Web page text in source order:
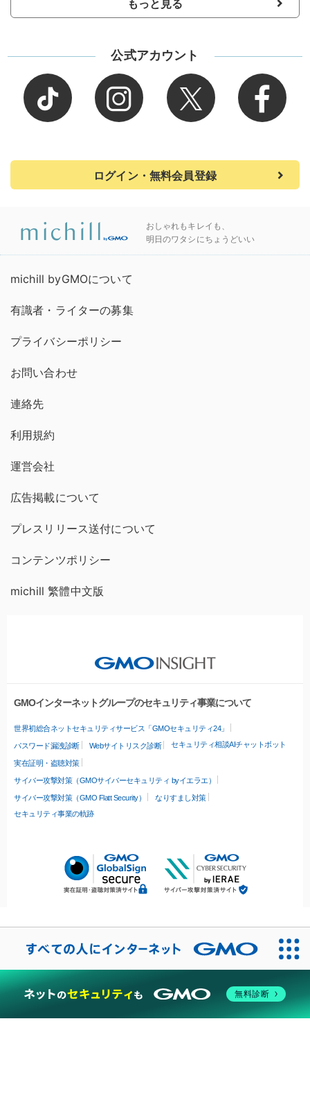
もっと見る
公式アカウント
ログイン・無料会員登録
おしゃれもキレイも、
明日のワタシにちょうどいい
michill byGMOについて
有識者・ライターの募集
プライバシーポリシー
お問い合わせ
連絡先
利用規約
運営会社
広告掲載について
プレスリリース送付について
コンテンツポリシー
michill 繁體中文版
GMOインターネットグループのセキュリティ事業について
世界初総合ネットセキュリティサービス「GMOセキュリティ24」
パスワード漏洩診断 Webサイトリスク診断 セキュリティ相談AIチャットボット
実在証明・盗聴対策
サイバー攻撃対策（GMOサイバーセキュリティ byイエラエ）
サイバー攻撃対策（GMO Flatt Security）
なりすまし対策
セキュリティ事業の軌跡
無料診断